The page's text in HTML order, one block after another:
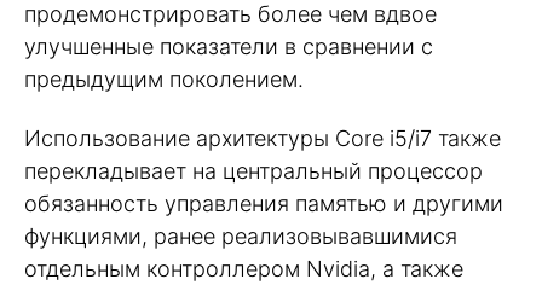
продемонстрировать более чем вдвое
улучшенные показатели в сравнении с
предыдущим поколением.
Использование архитектуры Core i5/i7 также
перекладывает на центральный процессор
обязанность управления памятью и другими
функциями, ранее реализовывавшимися
отдельным контроллером Nvidia, а также